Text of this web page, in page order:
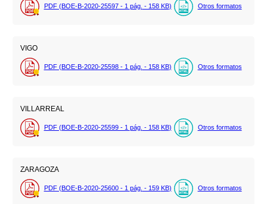
PDF (BOE-B-2020-25597 - 1 pág. - 158 KB) Otros formatos
VIGO
PDF (BOE-B-2020-25598 - 1 pág. - 158 KB) Otros formatos
VILLARREAL
PDF (BOE-B-2020-25599 - 1 pág. - 158 KB) Otros formatos
ZARAGOZA
PDF (BOE-B-2020-25600 - 1 pág. - 159 KB) Otros formatos